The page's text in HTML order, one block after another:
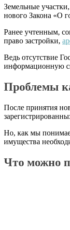
Земельные
нового Закона «О
Ранее учтенным,
право застройки,
Ведь отсутствие
информационную
Проблемы
После принятия
Но, как мы
имущества
Что можно